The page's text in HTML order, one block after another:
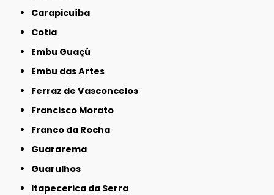
Carapicuíba
Cotia
Embu Guaçú
Embu das Artes
Ferraz de Vasconcelos
Francisco Morato
Franco da Rocha
Guararema
Guarulhos
Itapecerica da Serra